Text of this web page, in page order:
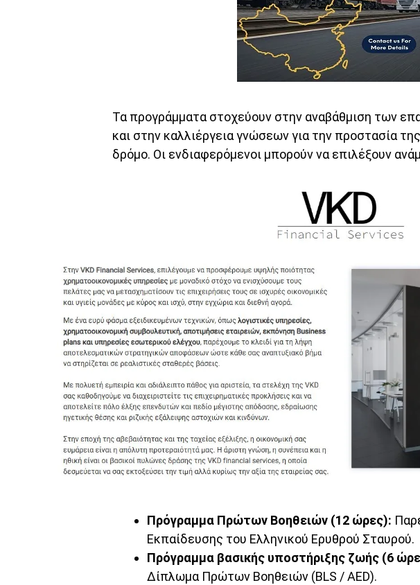
Τα προγράμματα στοχεύουν στην αναβάθμιση των
και στην καλλιέργεια γνώσεων για την προστασία
δρόμο. Οι ενδιαφερόμενοι μπορούν να επιλέξουν
Πρόγραμμα Πρώτων Βοηθειών (12 ώρες):
Εκπαίδευσης του Ελληνικού Ερυθρού Σταυρού.
Πρόγραμμα βασικής υποστήριξης ζωής (6
Δίπλωμα Πρώτων Βοηθειών (BLS / AED).